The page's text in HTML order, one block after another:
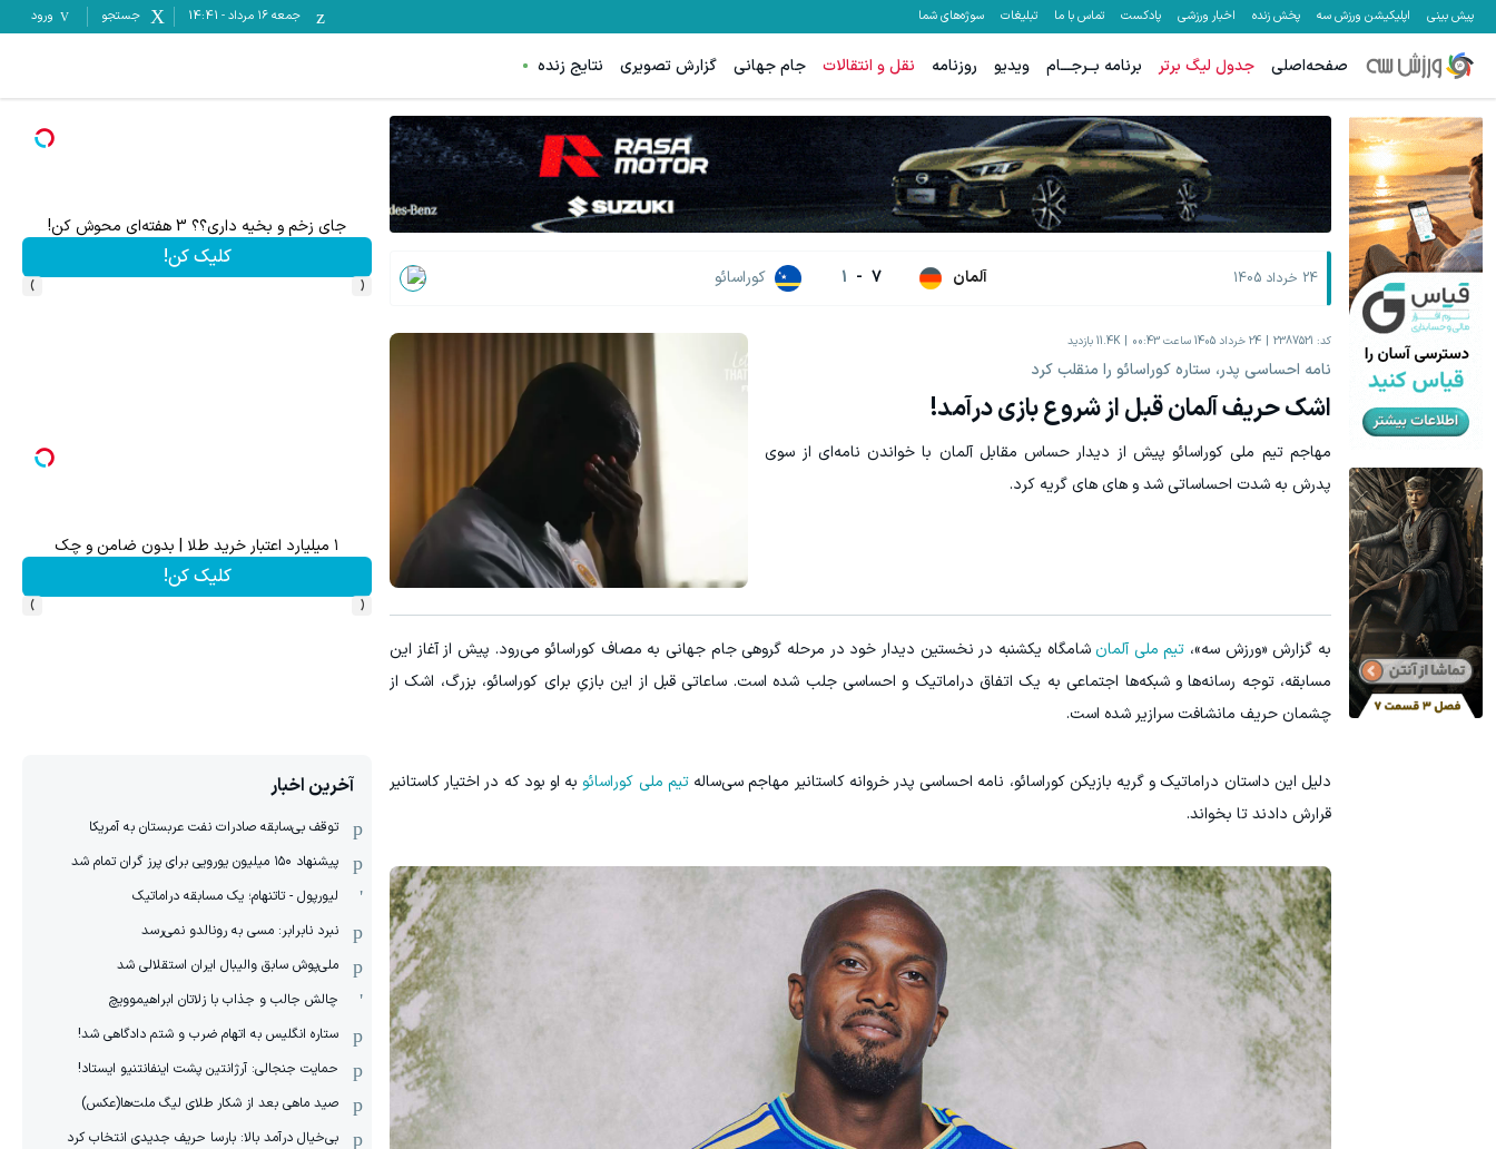
پیش بینی اپلیکیشن ورزش سه پخش زنده اخبار ورزشی پادکست تماس با ما تبلیغات سوژه‌های شما جمعه ۱۶ مرداد -
14:41 جستجو ورود
صفحه‌اصلی جدول لیگ برتر برنامه بــرجـــام ویدیو روزنامه نقل و انتقالات جام جهانی گزارش تصویری نتایج زنده
24 خرداد 1405 آلمان 7
-
1 کوراسائو
کد: 2387521 24 خرداد 1405 ساعت 00:43 11.4K بازدید
نامه احساسی پدر، ستاره کوراسائو را منقلب کرد
اشک‌ حریف آلمان قبل از شروع بازی درآمد!
مهاجم تیم ملی کوراسائو پیش از دیدار حساس مقابل آلمان با خواندن نامه‌ای از سوی
پدرش به شدت احساساتی شد و های های گریه کرد.
به گزارش «ورزش سه»، تیم ملی آلمانشامگاه یکشنبه در نخستین دیدار خود در مرحله گروهی جام جهانی به مصاف کوراسائو می‌رود. پیش از آغاز این
مسابقه، توجه رسانه‌ها و شبکه‌ها اجتماعی به یک اتفاق دراماتیک و احساسی جلب شده است. ساعاتی قبل از این بازیِ برای کوراسائو، بزرگ، اشک از
چشمان حریف مانشافت سرازیر شده است.
دلیل این داستان دراماتیک و گریه بازیکن کوراسائو، نامه احساسی پدر خروانه کاستانیر مهاجم سی‌سالهتیم ملی کوراسائو به او بود که در اختیار کاستانیر
قرارش دادند تا بخواند.
هنوز 50 تتر رو دریافت نکردی؟ | رایگان ثبت نام کن و رایگان شروع کن! به بزرگترین جشنواره ایمپلنت تهران خوش اومدید! | فقط ۲۵ میلیون ! جای بخیه داری؟؟ فقط در 3 هفته ترمیمش کن!😍 جای زخم و بخیه داری؟؟ 3 هفته‌ای محوش کن!
کلیک کن!
‹
›
جای این پک تقویت موی جلبک توی حمومت خالیه!45%تخفیف راز موهای پرپشت با یک روش طبیعی(شامپو جلبک اسپیرولینا)
خرید محصول
۱ میلیارد اعتبار خرید طلا | بدون ضامن و چک
کلیک کن!
‹
›
آخرین اخبار
توقف بی‌سابقه صادرات نفت عربستان به آمریکا
پیشنهاد ۱۵۰ میلیون یورویی برای پرز گران تمام شد
لیورپول - تاتنهام؛ یک مسابقه دراماتیک
نبرد نابرابر: مسی به رونالدو نمی‌رسد
ملی‌پوش سابق والیبال ایران استقلالی شد
چالش جالب و جذاب با زلاتان ابراهیموویچ
ستاره انگلیس به اتهام ضرب و شتم دادگاهی شد!
حمایت جنجالی: آرژانتین پشت اینفانتنیو ایستاد!
صید ماهی بعد از شکار طلای لیگ ملت‌ها(عکس)
بی‌خیال درآمد بالا: بارسا حریف جدیدی انتخاب کرد